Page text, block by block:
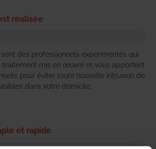
réalisée
des professionnels expérimentés qui
traitement mis en œuvre et vous apportent
pour éviter toute nouvelle intrusion de
dans votre domicile.
et rapide